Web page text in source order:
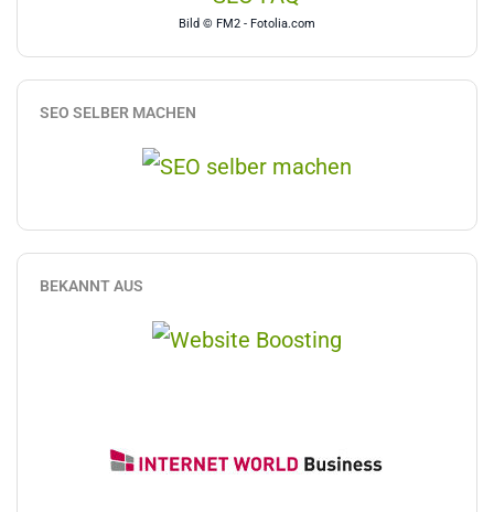
Bild © FM2 - Fotolia.com
SEO SELBER MACHEN
BEKANNT AUS